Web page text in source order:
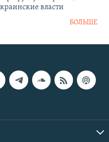
власти
БОЛЬШЕ